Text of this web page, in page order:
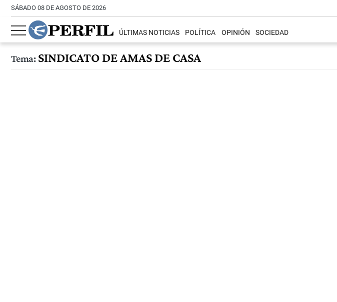
SÁBADO 08 DE AGOSTO DE 2026
ÚLTIMAS NOTICIAS POLÍTICA OPINIÓN SOCIEDAD
Tema:SINDICATO DE AMAS DE CASA